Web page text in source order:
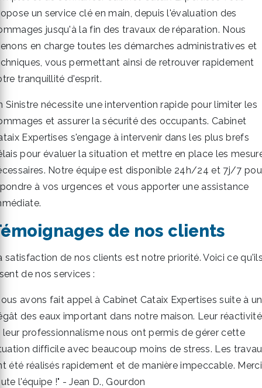
un service clé en main, depuis l'évaluation des
jusqu'à la fin des travaux de réparation. Nous
en charge toutes les démarches administratives et
vous permettant ainsi de retrouver rapidement
tranquillité d'esprit.
Sinistre nécessite une intervention rapide pour limiter les
et assurer la sécurité des occupants. Cabinet
Expertises s'engage à intervenir dans les plus brefs
pour évaluer la situation et mettre en place les
Notre équipe est disponible 24h/24 et 7j/7
à vos urgences et vous apporter une assistance
de nos clients
satisfaction de nos clients est notre priorité. Voici ce
de nos services :
avons fait appel à Cabinet Cataix Expertises suite à un
des eaux important dans notre maison. Leur réactivité
leur professionnalisme nous ont permis de gérer cette
difficile avec beaucoup moins de stress. Les
été réalisés rapidement et de manière impeccable.
l'équipe !" - Jean D., Gourdon